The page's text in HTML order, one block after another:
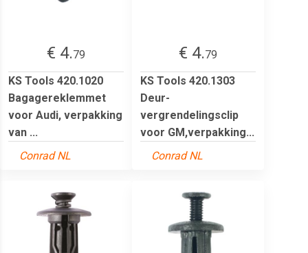
€ 4.79
KS Tools 420.1020
Bagagereklemmet
voor Audi, verpakking
van ...
Conrad NL
€ 4.79
KS Tools 420.1303
Deur-
vergrendelingsclip
voor GM,verpakking...
Conrad NL